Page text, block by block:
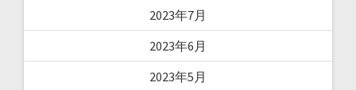
2023年7月
2023年6月
2023年5月